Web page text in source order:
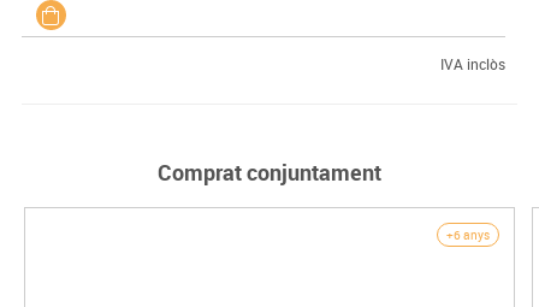
IVA inclòs
Comprat conjuntament
+6 anys